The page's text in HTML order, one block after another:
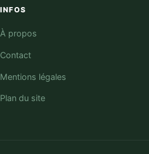
INFOS
À propos
Contact
Mentions légales
Plan du site